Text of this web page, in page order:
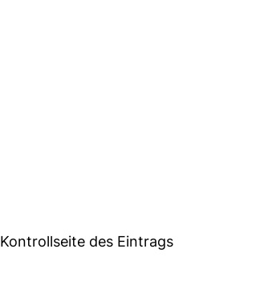
Kontrollseite des Eintrags